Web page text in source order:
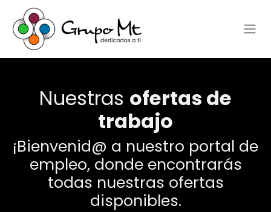
Ir al contenido
Nuestras ofertas de
trabajo
¡Bienvenid@ a nuestro portal de
empleo, donde encontrarás
todas nuestras ofertas
disponibles.